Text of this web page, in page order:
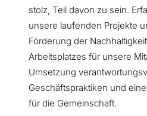
stolz, Teil davon zu sein.
unsere laufenden Projekte
Förderung der
Arbeitsplatzes für unsere
Umsetzung
Geschäftspraktiken und
für die Gemeinschaft.